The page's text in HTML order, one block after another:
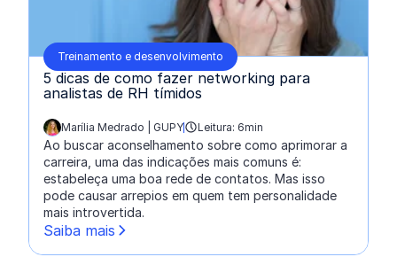
Treinamento e desenvolvimento
5 dicas de como fazer networking para
analistas de RH tímidos
escrito por:
Marília Medrado | GUPY Leitura: 6min
Ao buscar aconselhamento sobre como aprimorar a
carreira, uma das indicações mais comuns é:
estabeleça uma boa rede de contatos. Mas isso
pode causar arrepios em quem tem personalidade
mais introvertida.
Saiba mais